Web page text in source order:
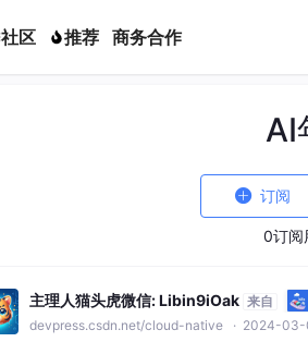
社区 推荐 商务合作
AI
 订阅
0订阅
主理人猫头虎微信: Libin9iOak 来自
devpress.csdn.net/cloud-native · 2024-03-